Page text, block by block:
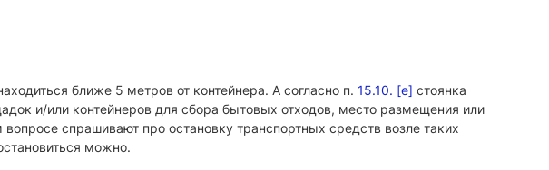
ближе 5 метров от контейнера. А согласно п. 15.10. [е] стоянка
и/или контейнеров для сбора бытовых отходов, место размещения или
спрашивают про остановку транспортных средств возле таких
можно.